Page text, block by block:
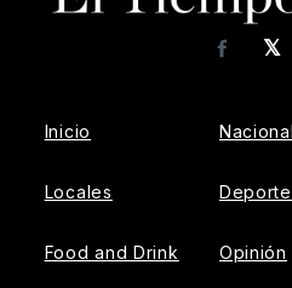
𝕏
Inicio
Locales
Food and Drink Opinión